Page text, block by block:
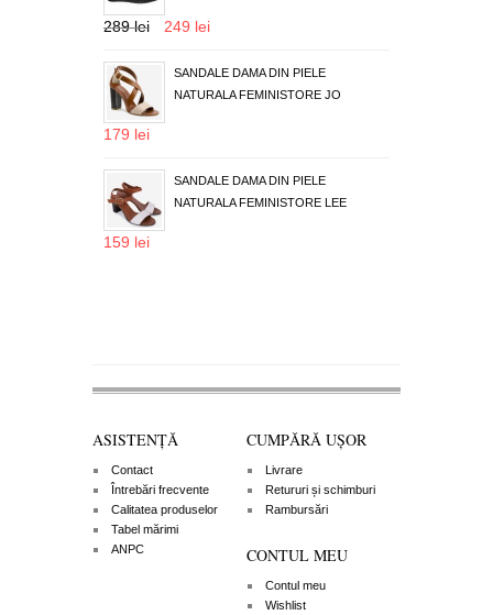
289 lei 249 lei
SANDALE DAMA DIN PIELE
NATURALA FEMINISTORE JO
179 lei
SANDALE DAMA DIN PIELE
NATURALA FEMINISTORE LEE
159 lei
ASISTENȚĂ
Contact
Întrebări frecvente
Calitatea produselor
Tabel mărimi
ANPC
CUMPĂRĂ UȘOR
Livrare
Retururi și schimburi
Rambursări
CONTUL MEU
Contul meu
Wishlist